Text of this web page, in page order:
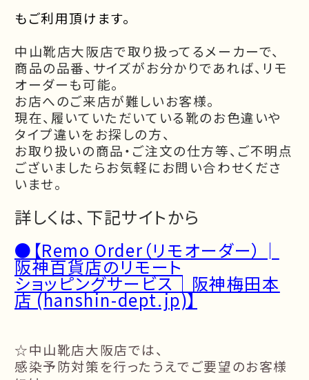
もご利用頂けます。
中山靴店大阪店で取り扱ってるメーカーで、
商品の品番、サイズがお分かりであれば、リモ
オーダーも可能。
お店へのご来店が難しいお客様。
現在、履いていただいている靴のお色違いや
タイプ違いをお探しの方、
お取り扱いの商品・ご注文の仕方等、ご不明点
ございましたらお気軽にお問い合わせくださ
いませ。
詳しくは、下記サイトから
●【Remo Order（リモオーダー）│
阪神百貨店のリモート
ショッピングサービス｜阪神梅田本
店 (hanshin-dept.jp)】
☆中山靴店大阪店では、
感染予防対策を行ったうえでご要望のお客様